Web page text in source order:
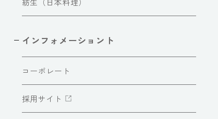
インフォメーショント
コーポレート
採用サイト